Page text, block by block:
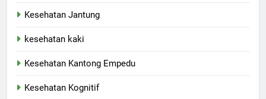
Kesehatan Jantung
kesehatan kaki
Kesehatan Kantong Empedu
Kesehatan Kognitif